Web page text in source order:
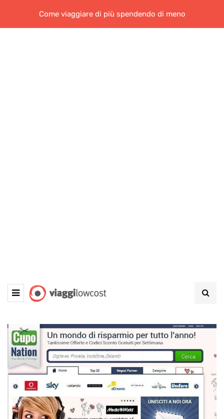
Come viaggiare di più spendendo di meno